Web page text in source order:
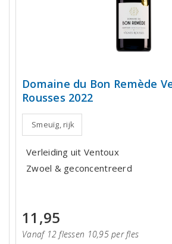
Domaine du Bon Remède
Rousses 2022
Smeuïg, rijk
Verleiding uit Ventoux
Zwoel & geconcentreerd
11,95
Vanaf 12 flessen 10,95 per fles